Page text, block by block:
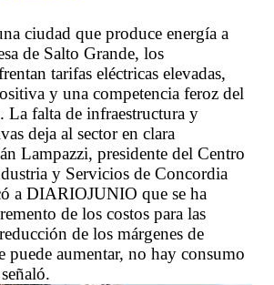
ciudad que produce energía a
de Salto Grande, los
tarifas eléctricas elevadas,
y una competencia feroz del
La falta de infraestructura y
deja al sector en clara
Lampazzi, presidente del Centro
y Servicios de Concordia
a DIARIOJUNIO que se ha
de los costos para las
de los márgenes de
puede aumentar, no hay consumo